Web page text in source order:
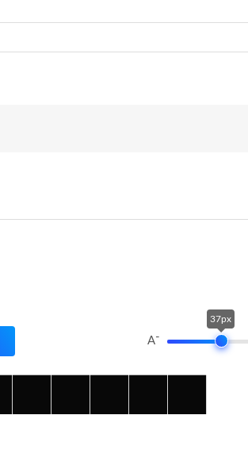
A-
37px